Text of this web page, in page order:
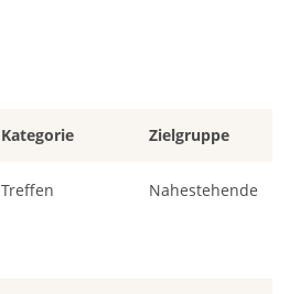
Kategorie Zielgruppe
Treffen Nahestehende